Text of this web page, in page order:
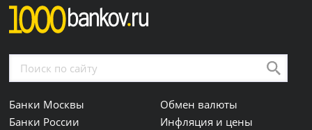
Банки Москвы
Банки России
Обмен валюты
Инфляция и цены